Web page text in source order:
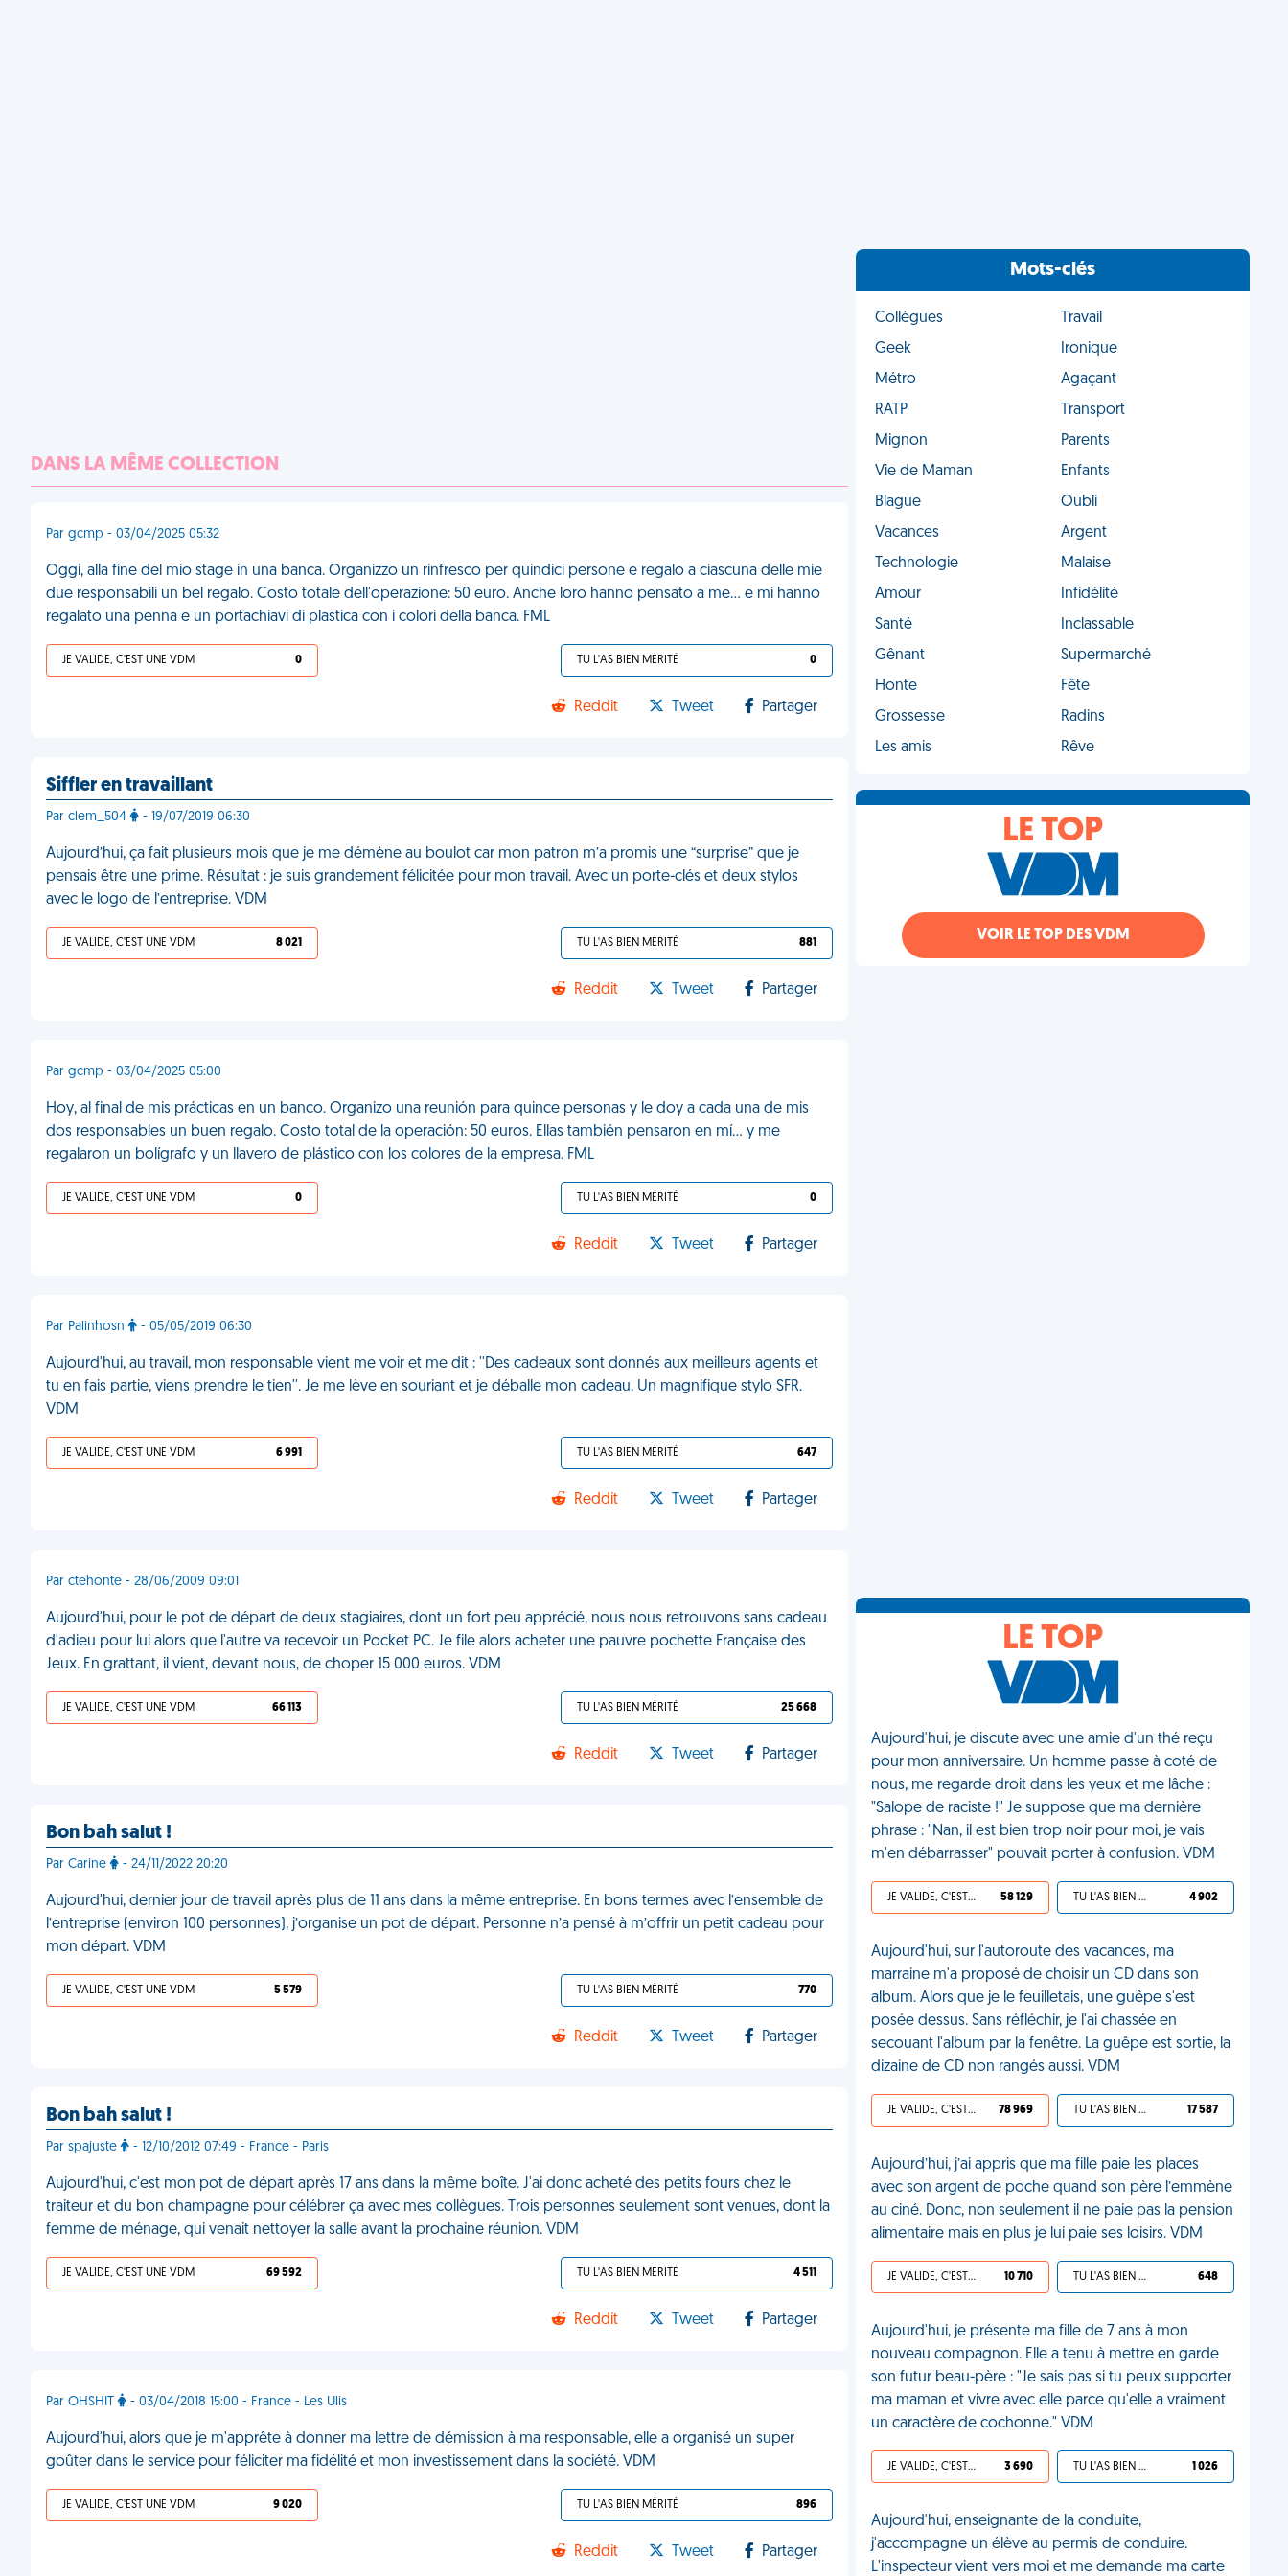
DANS LA MÊME COLLECTION
Par gcmp - 03/04/2025 05:32
Oggi, alla fine del mio stage in una banca. Organizzo un rinfresco per quindici persone e regalo a ciascuna delle mie
due responsabili un bel regalo. Costo totale dell'operazione: 50 euro. Anche loro hanno pensato a me… e mi hanno
regalato una penna e un portachiavi di plastica con i colori della banca. FML
JE VALIDE, C'EST UNE VDM 0 TU L'AS BIEN MÉRITÉ 0
Reddit Tweet Partager
Siffler en travaillant
Par clem_504 - 19/07/2019 06:30
Aujourd’hui, ça fait plusieurs mois que je me démène au boulot car mon patron m’a promis une “surprise” que je
pensais être une prime. Résultat : je suis grandement félicitée pour mon travail. Avec un porte-clés et deux stylos
avec le logo de l’entreprise. VDM
JE VALIDE, C'EST UNE VDM 8 021 TU L'AS BIEN MÉRITÉ 881
Reddit Tweet Partager
Par gcmp - 03/04/2025 05:00
Hoy, al final de mis prácticas en un banco. Organizo una reunión para quince personas y le doy a cada una de mis
dos responsables un buen regalo. Costo total de la operación: 50 euros. Ellas también pensaron en mí… y me
regalaron un bolígrafo y un llavero de plástico con los colores de la empresa. FML
JE VALIDE, C'EST UNE VDM 0 TU L'AS BIEN MÉRITÉ 0
Reddit Tweet Partager
Par Palinhosn - 05/05/2019 06:30
Aujourd'hui, au travail, mon responsable vient me voir et me dit : ''Des cadeaux sont donnés aux meilleurs agents et
tu en fais partie, viens prendre le tien''. Je me lève en souriant et je déballe mon cadeau. Un magnifique stylo SFR.
VDM
JE VALIDE, C'EST UNE VDM 6 991 TU L'AS BIEN MÉRITÉ 647
Reddit Tweet Partager
Par ctehonte - 28/06/2009 09:01
Aujourd'hui, pour le pot de départ de deux stagiaires, dont un fort peu apprécié, nous nous retrouvons sans cadeau
d'adieu pour lui alors que l'autre va recevoir un Pocket PC. Je file alors acheter une pauvre pochette Française des
Jeux. En grattant, il vient, devant nous, de choper 15 000 euros. VDM
JE VALIDE, C'EST UNE VDM 66 113 TU L'AS BIEN MÉRITÉ 25 668
Reddit Tweet Partager
Bon bah salut !
Par Carine - 24/11/2022 20:20
Aujourd'hui, dernier jour de travail après plus de 11 ans dans la même entreprise. En bons termes avec l’ensemble de
l’entreprise (environ 100 personnes), j’organise un pot de départ. Personne n’a pensé à m’offrir un petit cadeau pour
mon départ. VDM
JE VALIDE, C'EST UNE VDM 5 579 TU L'AS BIEN MÉRITÉ 770
Reddit Tweet Partager
Bon bah salut !
Par spajuste - 12/10/2012 07:49 - France - Paris
Aujourd'hui, c'est mon pot de départ après 17 ans dans la même boîte. J'ai donc acheté des petits fours chez le
traiteur et du bon champagne pour célébrer ça avec mes collègues. Trois personnes seulement sont venues, dont la
femme de ménage, qui venait nettoyer la salle avant la prochaine réunion. VDM
JE VALIDE, C'EST UNE VDM 69 592 TU L'AS BIEN MÉRITÉ 4 511
Reddit Tweet Partager
Par OHSHIT - 03/04/2018 15:00 - France - Les Ulis
Aujourd'hui, alors que je m'apprête à donner ma lettre de démission à ma responsable, elle a organisé un super
goûter dans le service pour féliciter ma fidélité et mon investissement dans la société. VDM
JE VALIDE, C'EST UNE VDM 9 020 TU L'AS BIEN MÉRITÉ 896
Reddit Tweet Partager
Mots-clés
Collègues
Travail
Geek
Ironique
Métro
Agaçant
RATP
Transport
Mignon
Parents
Vie de Maman
Enfants
Blague
Oubli
Vacances
Argent
Technologie
Malaise
Amour
Infidélité
Santé
Inclassable
Gênant
Supermarché
Honte
Fête
Grossesse
Radins
Les amis
Rêve
LE TOP
VOIR LE TOP DES VDM
LE TOP
Aujourd'hui, je discute avec une amie d'un thé reçu
pour mon anniversaire. Un homme passe à coté de
nous, me regarde droit dans les yeux et me lâche :
"Salope de raciste !" Je suppose que ma dernière
phrase : "Nan, il est bien trop noir pour moi, je vais
m'en débarrasser" pouvait porter à confusion. VDM
JE VALIDE, C'EST UNE VDM 58 129 TU L'AS BIEN MÉRITÉ 4 902
Aujourd'hui, sur l'autoroute des vacances, ma
marraine m'a proposé de choisir un CD dans son
album. Alors que je le feuilletais, une guêpe s'est
posée dessus. Sans réfléchir, je l'ai chassée en
secouant l'album par la fenêtre. La guêpe est sortie, la
dizaine de CD non rangés aussi. VDM
JE VALIDE, C'EST UNE VDM 78 969 TU L'AS BIEN MÉRITÉ 17 587
Aujourd’hui, j’ai appris que ma fille paie les places
avec son argent de poche quand son père l’emmène
au ciné. Donc, non seulement il ne paie pas la pension
alimentaire mais en plus je lui paie ses loisirs. VDM
JE VALIDE, C'EST UNE VDM 10 710 TU L'AS BIEN MÉRITÉ 648
Aujourd'hui, je présente ma fille de 7 ans à mon
nouveau compagnon. Elle a tenu à mettre en garde
son futur beau-père : "Je sais pas si tu peux supporter
ma maman et vivre avec elle parce qu'elle a vraiment
un caractère de cochonne." VDM
JE VALIDE, C'EST UNE VDM 3 690 TU L'AS BIEN MÉRITÉ 1 026
Aujourd'hui, enseignante de la conduite,
j'accompagne un élève au permis de conduire.
L'inspecteur vient vers moi et me demande ma carte